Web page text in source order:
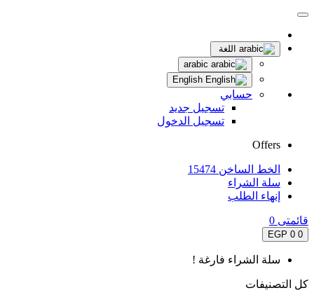
اللغة
حسابي
تسجيل جديد
تسجيل الدخول
Offers
الخط الساخن 15474
سلة الشراء
إنهاء الطلب
قائمتى 0
0
0 EGP
سلة الشراء فارغة !
كل التصنيفات